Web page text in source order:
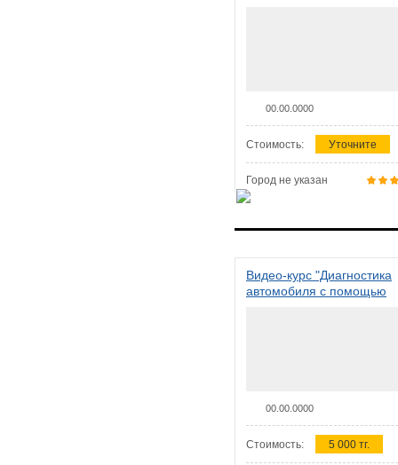
00.00.0000
Стоимость: Уточните
Город не указан
Видео-курс "Диагностика
автомобиля с помощью
00.00.0000
Стоимость: 5 000 тг.